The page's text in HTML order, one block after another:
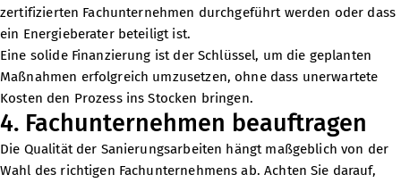
zertifizierten Fachunternehmen durchgeführt werden oder dass
ein Energieberater beteiligt ist.
Eine solide Finanzierung ist der Schlüssel, um die geplanten
Maßnahmen erfolgreich umzusetzen, ohne dass unerwartete
Kosten den Prozess ins Stocken bringen.
4. Fachunternehmen beauftragen
Die Qualität der Sanierungsarbeiten hängt maßgeblich von der
Wahl des richtigen Fachunternehmens ab. Achten Sie darauf,